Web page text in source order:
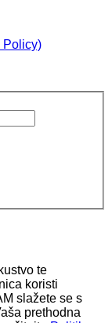
Policy)
te
koristi
slažete se s
prethodna